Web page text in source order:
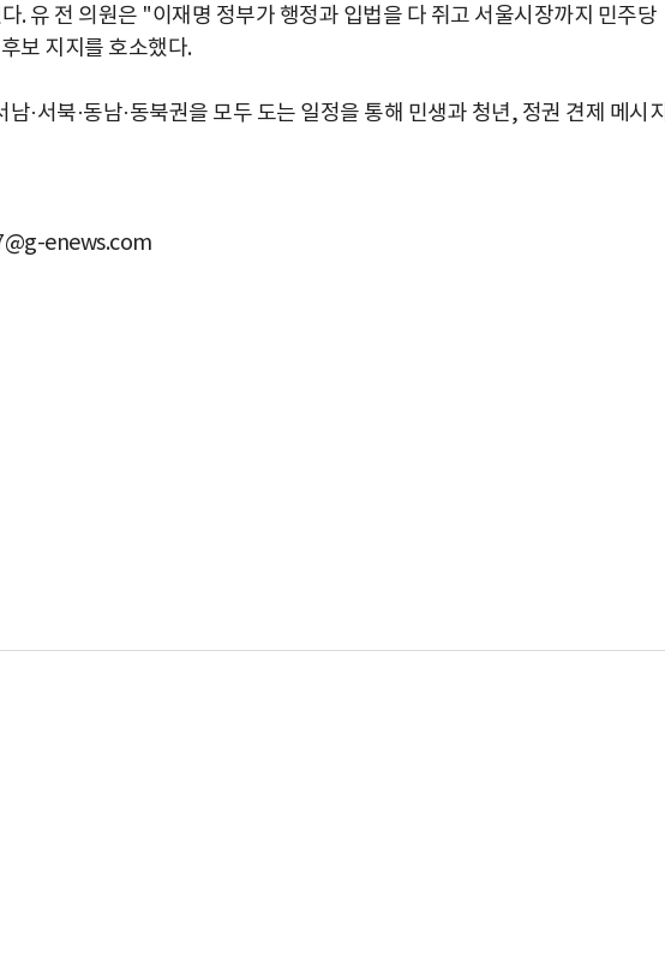
. 유 전 의원은 "이재명 정부가 행정과 입법을 다 쥐고 서울시장까지 민주당
보 지지를 호소했다.
·서북·동남·동북권을 모두 도는 일정을 통해 민생과 청년, 정권 견제 메시지
enews.com